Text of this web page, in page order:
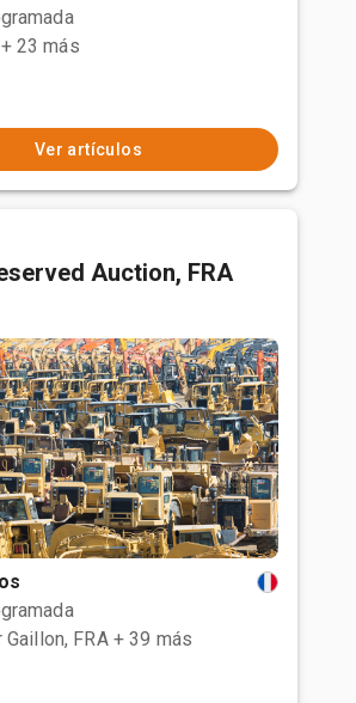
+ 23 más
Ver artículos
Auction, FRA
FRA + 39 más